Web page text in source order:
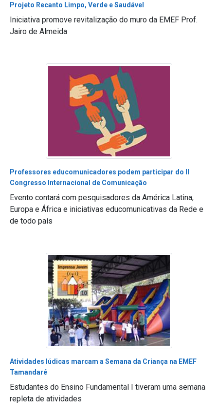
Projeto Recanto Limpo, Verde e Saudável
Iniciativa promove revitalização do muro da EMEF Prof.
Jairo de Almeida
Professores educomunicadores podem participar do II
Congresso Internacional de Comunicação
Evento contará com pesquisadores da América Latina,
Europa e África e iniciativas educomunicativas da Rede e
de todo país
Atividades lúdicas marcam a Semana da Criança na EMEF
Tamandaré
Estudantes do Ensino Fundamental I tiveram uma semana
repleta de atividades